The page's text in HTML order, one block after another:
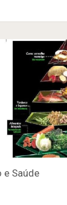
e Saúde